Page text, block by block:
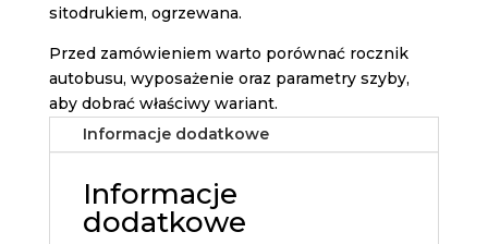
sitodrukiem, ogrzewana.
Przed zamówieniem warto porównać rocznik
autobusu, wyposażenie oraz parametry szyby,
aby dobrać właściwy wariant.
Informacje dodatkowe
Informacje
dodatkowe